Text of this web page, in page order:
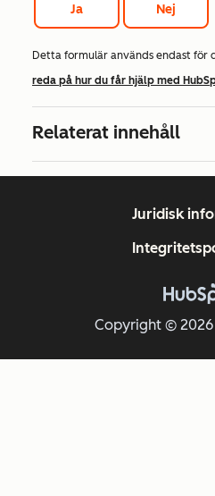
Ja Nej
Detta formulär används endast för
reda på hur du får hjälp med
Relaterat innehåll
Copyright © 2026
Juridisk